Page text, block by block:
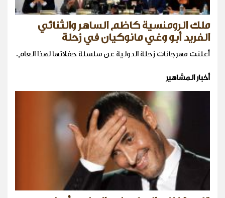
ملك الرومنسية كاظم الساهر والثنائي
الفريد أبو وغي مانوكيان في زحلة
أعلنت مهرجانات زحلة الدولية عن سلسلة حفلاتها لهذا العام.
أخبار المشاهير